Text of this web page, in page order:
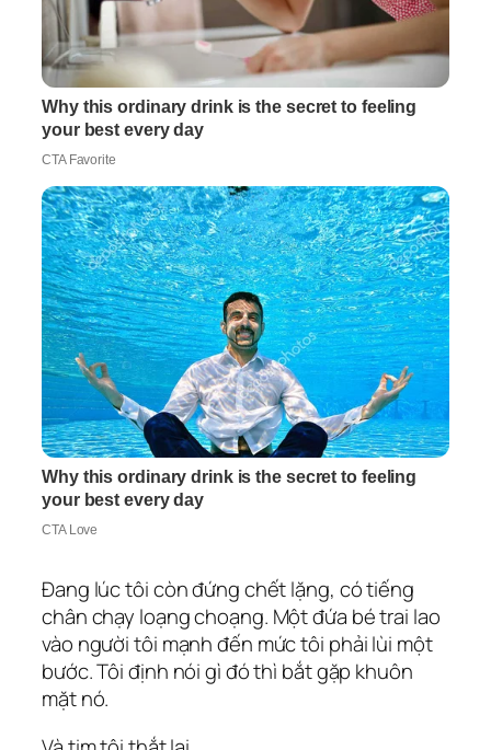
Đang lúc tôi còn đứng chết lặng, có tiếng
chân chạy loạng choạng. Một đứa bé trai lao
vào người tôi mạnh đến mức tôi phải lùi một
bước. Tôi định nói gì đó thì bắt gặp khuôn
mặt nó.